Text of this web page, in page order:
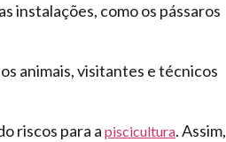
instalações, como os pássaros
animais, visitantes e técnicos
riscos para a piscicultura. Assim,